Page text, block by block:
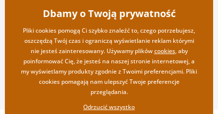
Warunki handlowe i
reklamacyjne
Prywatność
Opcje wysyłki i płatności
Zwrot towarów
Często zadawane pytania
Kontakt
Współpraca hurtowa
Dbamy o Twoją prywatność
Pliki cookies pomogą Ci szybko znaleźć to, czego potrzebujesz,
oszczędzą Twój czas i ograniczą wyświetlanie reklam którymi
nie jesteś zainteresowany. Używamy plikówcookies, aby
poinformować Cię, że jesteś na naszej stronie internetowej, a
my wyświetlamy produkty zgodnie z Twoimi preferencjami. Pliki
cookies pomagają nam ulepszyć Twoje preferencje
przeglądania.
Odrzucić wszystko